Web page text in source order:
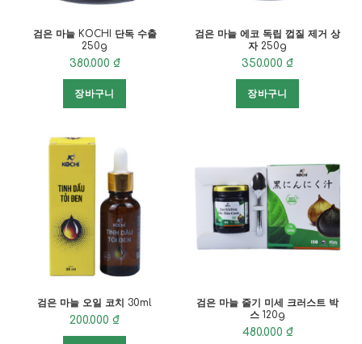
검은 마늘 KOCHI 단독 수출
250g
380.000 ₫
장바구니
검은 마늘 에코 독립 껍질 제거 상
자 250g
350.000 ₫
장바구니
검은 마늘 오일 코치 30ml
200.000 ₫
검은 마늘 줄기 미세 크러스트 박
스 120g
480.000 ₫